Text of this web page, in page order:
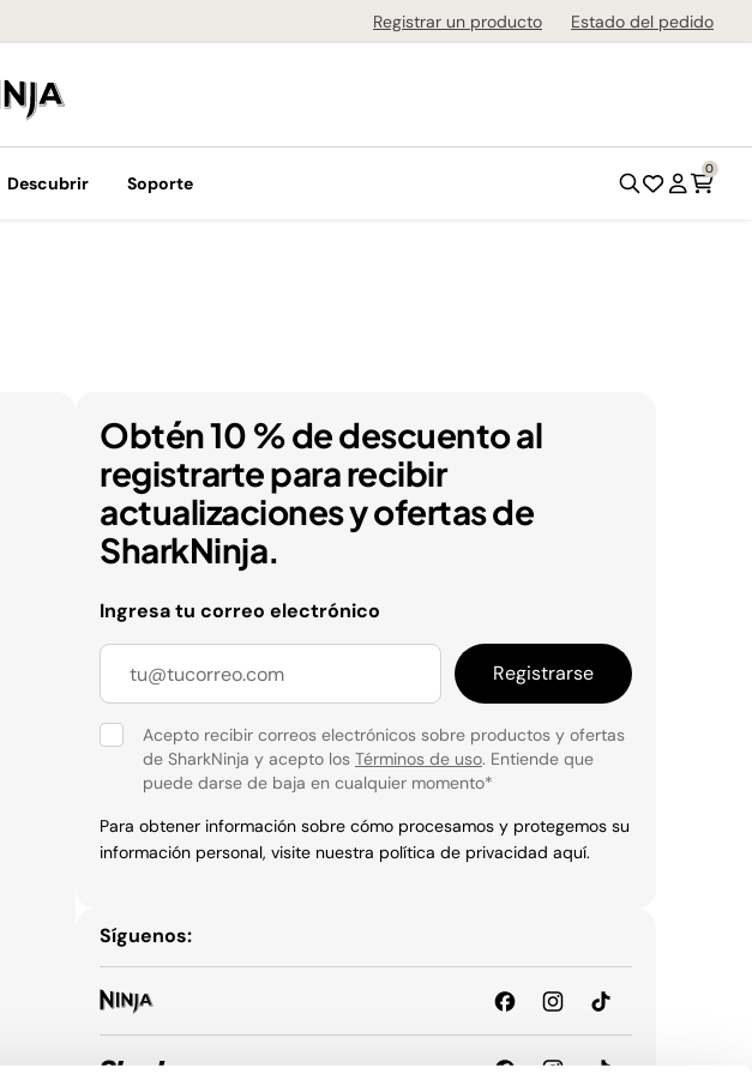
¡Envíos GRATIS de 1-3 días en todo el país!Registrar un producto Estado del pedido
Descubrir Soporte
0
Obtén 10 % de descuento al
registrarte para recibir
actualizaciones y ofertas de
SharkNinja.
Ingresa tu correo electrónico
Registrarse
Acepto recibir correos electrónicos sobre productos y ofertas
de SharkNinja y acepto los Términos de uso. Entiende que
puede darse de baja en cualquier momento*
Para obtener información sobre cómo procesamos y protegemos su
información personal, visite nuestra política de privacidad aquí.
Síguenos: